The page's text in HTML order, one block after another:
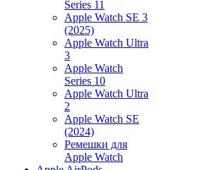
Series 11
Apple Watch SE 3
(2025)
Apple Watch Ultra
3
Apple Watch
Series 10
Apple Watch Ultra
2
Apple Watch SE
(2024)
Ремешки для
Apple Watch